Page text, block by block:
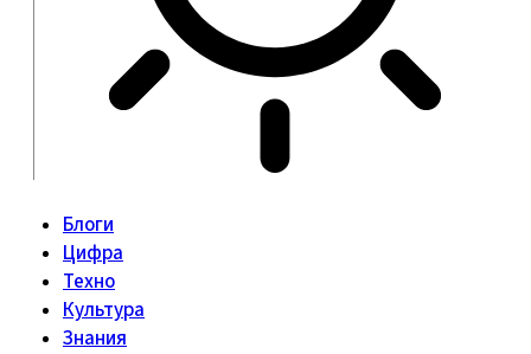
Блоги
Цифра
Техно
Культура
Знания